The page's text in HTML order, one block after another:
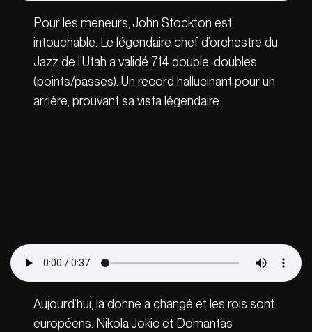
Pour les meneurs, John Stockton est
intouchable. Le légendaire chef d’orchestre du
Jazz de l’Utah a validé 714 double-doubles
(points/passes). Un record hallucinant pour un
arrière, prouvant sa vista légendaire.
Aujourd’hui, la donne a changé et les rois sont
européens. Nikola Jokic et Domantas